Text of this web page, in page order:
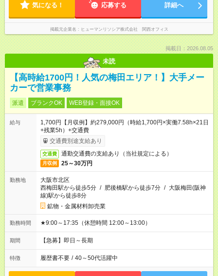
気になる！ 応募する 詳細へ
掲載元企業名 ヒューマンリソシア株式会社 関西オフィス
掲載日：2026.08.05
未読
【高時給1700円！人気の梅田エリア！】大手メー
カーで営業事務
派遣 ブランクOK WEB登録・面接OK
給与
1,700円【月収例】約279,000円（時給1,700円×実働7.58h×21日
+残業5h）+交通費
交通費別途支給あり
交通費 通勤交通費の支給あり（当社規定による）
月収例 25～30万円
勤務地
大阪市北区
西梅田駅から徒歩5分 / 肥後橋駅から徒歩7分 / 大阪梅田(阪神
線)駅から徒歩8分
鉱物・金属材料卸売業
勤務時間 ★9:00～17:35（休憩時間 12:00～13:00）
期間 【急募】即日～長期
特徴 履歴書不要 / 40～50代活躍中